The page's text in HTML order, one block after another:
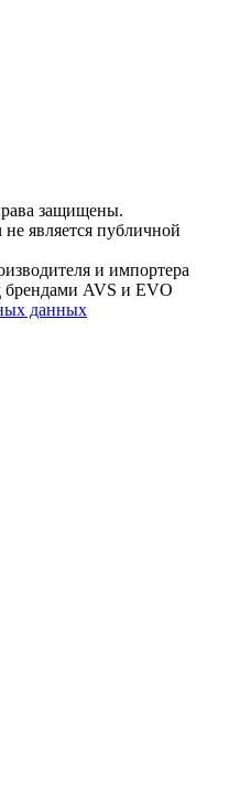
защищены.
является публичной
и импортера
брендами AVS и EVO
данных